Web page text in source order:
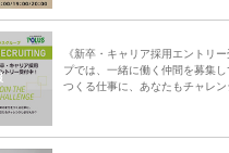
《新卒・キャリア採用エントリ
プでは、一緒に働く仲間を募集
つくる仕事に、あなたもチャレン